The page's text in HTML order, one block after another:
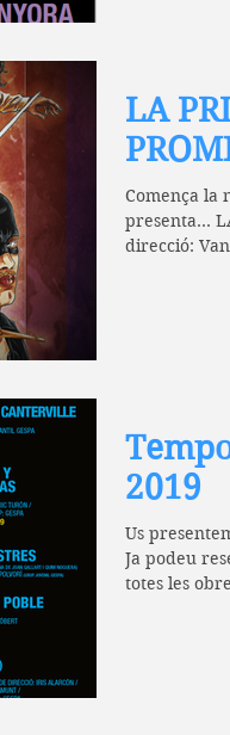
LA
Comença la
presenta...
direcció:
2019
Us
Ja podeu
totes les